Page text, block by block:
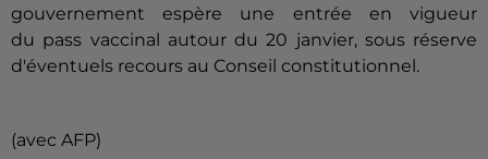
gouvernement espère une entrée en vigueur
du pass vaccinal autour du 20 janvier, sous réserve
d'éventuels recours au Conseil constitutionnel.
(avec AFP)